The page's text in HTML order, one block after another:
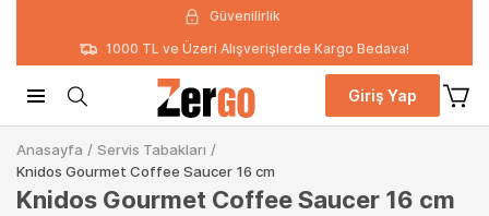
Güvenilirlik
1000 TL ve Üzeri Alışverişlerde Kargo Bedava!
Giriş Yap
Anasayfa / Servis Tabakları /
Knidos Gourmet Coffee Saucer 16 cm
Knidos Gourmet Coffee Saucer 16 cm